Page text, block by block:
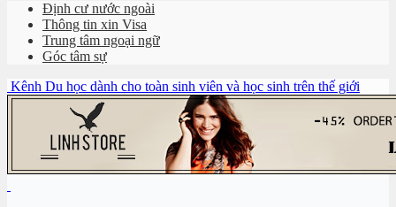
Định cư nước ngoài
Thông tin xin Visa
Trung tâm ngoại ngữ
Góc tâm sự
Kênh Du học dành cho toàn sinh viên và học sinh trên thế giới